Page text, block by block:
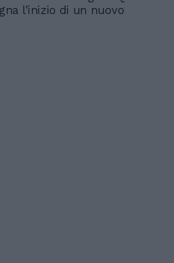
l'inizio di un nuovo